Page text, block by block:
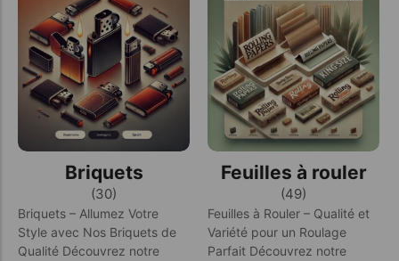
Briquets
(30)
Briquets – Allumez Votre
Style avec Nos Briquets de
Qualité Découvrez notre
Feuilles à rouler
(49)
Feuilles à Rouler – Qualité et
Variété pour un Roulage
Parfait Découvrez notre